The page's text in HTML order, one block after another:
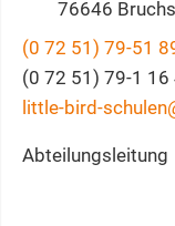
76646
little-bird-
(0 72 51) 79-51
(0 72 51) 79-1 16
Abteilungsleitung